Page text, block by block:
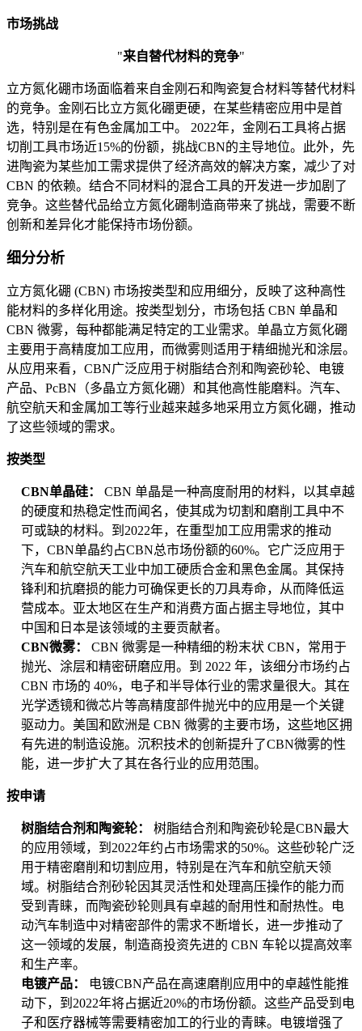
市场挑战
"来自替代材料的竞争"
立方氮化硼市场面临着来自金刚石和陶瓷复合材料等替代材料
的竞争。金刚石比立方氮化硼更硬，在某些精密应用中是首
选，特别是在有色金属加工中。 2022年，金刚石工具将占据
切削工具市场近15%的份额，挑战CBN的主导地位。此外，先
进陶瓷为某些加工需求提供了经济高效的解决方案，减少了对
CBN 的依赖。结合不同材料的混合工具的开发进一步加剧了
竞争。这些替代品给立方氮化硼制造商带来了挑战，需要不断
创新和差异化才能保持市场份额。
细分分析
立方氮化硼 (CBN) 市场按类型和应用细分，反映了这种高性
能材料的多样化用途。按类型划分，市场包括 CBN 单晶和
CBN 微雾，每种都能满足特定的工业需求。单晶立方氮化硼
主要用于高精度加工应用，而微雾则适用于精细抛光和涂层。
从应用来看，CBN广泛应用于树脂结合剂和陶瓷砂轮、电镀
产品、PcBN（多晶立方氮化硼）和其他高性能磨料。汽车、
航空航天和金属加工等行业越来越多地采用立方氮化硼，推动
了这些领域的需求。
按类型
CBN单晶硅： CBN 单晶是一种高度耐用的材料，以其卓越
的硬度和热稳定性而闻名，使其成为切割和磨削工具中不
可或缺的材料。到2022年，在重型加工应用需求的推动
下，CBN单晶约占CBN总市场份额的60%。它广泛应用于
汽车和航空航天工业中加工硬质合金和黑色金属。其保持
锋利和抗磨损的能力可确保更长的刀具寿命，从而降低运
营成本。亚太地区在生产和消费方面占据主导地位，其中
中国和日本是该领域的主要贡献者。
CBN微雾： CBN 微雾是一种精细的粉末状 CBN，常用于
抛光、涂层和精密研磨应用。到 2022 年，该细分市场约占
CBN 市场的 40%，电子和半导体行业的需求量很大。其在
光学透镜和微芯片等高精度部件抛光中的应用是一个关键
驱动力。美国和欧洲是 CBN 微雾的主要市场，这些地区拥
有先进的制造设施。沉积技术的创新提升了CBN微雾的性
能，进一步扩大了其在各行业的应用范围。
按申请
树脂结合剂和陶瓷轮： 树脂结合剂和陶瓷砂轮是CBN最大
的应用领域，到2022年约占市场需求的50%。这些砂轮广泛
用于精密磨削和切割应用，特别是在汽车和航空航天领
域。树脂结合剂砂轮因其灵活性和处理高压操作的能力而
受到青睐，而陶瓷砂轮则具有卓越的耐用性和耐热性。电
动汽车制造中对精密部件的需求不断增长，进一步推动了
这一领域的发展，制造商投资先进的 CBN 车轮以提高效率
和生产率。
电镀产品：
电镀CBN产品在高速磨削应用中的卓越性能推
动下，到2022年将占据近20%的市场份额。这些产品受到电
子和医疗器械等需要精密加工的行业的青睐。电镀增强了